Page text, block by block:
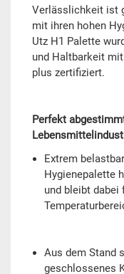
Verlässlichkeit ist
mit ihren hohen
Utz H1 Palette
und Haltbarkeit
plus zertifiziert.
Perfekt
Extrem
Hygienepalette
und bleibt
Aus dem Stand
geschlossenes